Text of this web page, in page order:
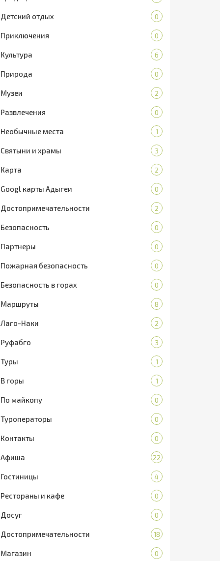
Детский отдых 0
Приключения 0
Культура 6
Природа 0
Музеи 2
Развлечения 0
Необычные места 1
Святыни и храмы 3
Карта 2
Googl карты Адыгеи 0
Достопримечательности 2
Безопасность 0
Партнеры 0
Пожарная безопасность 0
Безопасность в горах 0
Маршруты 8
Лаго-Наки 2
Руфабго 3
Туры 1
В горы 1
По майкопу 0
Туроператоры 0
Контакты 0
Афиша 22
Гостиницы 4
Рестораны и кафе 0
Досуг 0
Достопримечательности 18
Магазин 0